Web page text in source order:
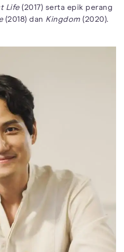
Life(2017) serta epik perang
(2018) dan Kingdom (2020).